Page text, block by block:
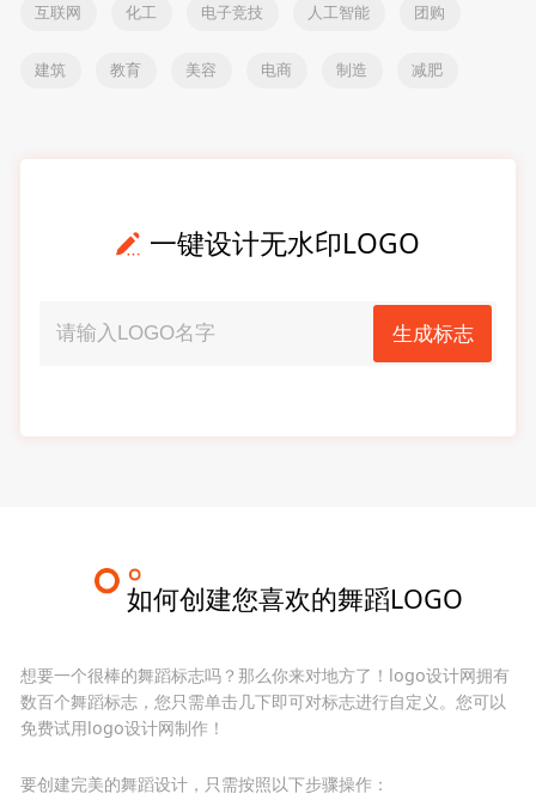
互联网 化工 电子竞技 人工智能 团购
建筑 教育 美容 电商 制造 减肥
一键设计无水印LOGO
生成标志
如何创建您喜欢的舞蹈LOGO
想要一个很棒的舞蹈标志吗？那么你来对地方了！logo设计网拥有
数百个舞蹈标志，您只需单击几下即可对标志进行自定义。您可以
免费试用logo设计网制作！
要创建完美的舞蹈设计，只需按照以下步骤操作：